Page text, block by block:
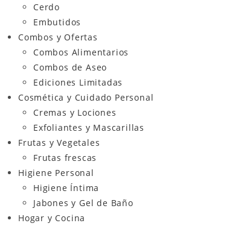
Cerdo
Embutidos
Combos y Ofertas
Combos Alimentarios
Combos de Aseo
Ediciones Limitadas
Cosmética y Cuidado Personal
Cremas y Lociones
Exfoliantes y Mascarillas
Frutas y Vegetales
Frutas frescas
Higiene Personal
Higiene Íntima
Jabones y Gel de Baño
Hogar y Cocina